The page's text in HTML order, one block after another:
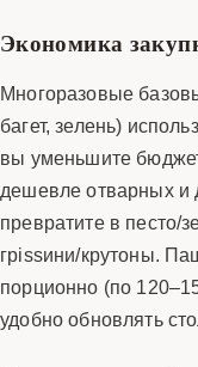
Экономика
Многоразовые
багет, зелень)
вы уменьшите
дешевле отварных и
превратите в песто/
грissини/крутоны.
порционно (по
удобно обновлять